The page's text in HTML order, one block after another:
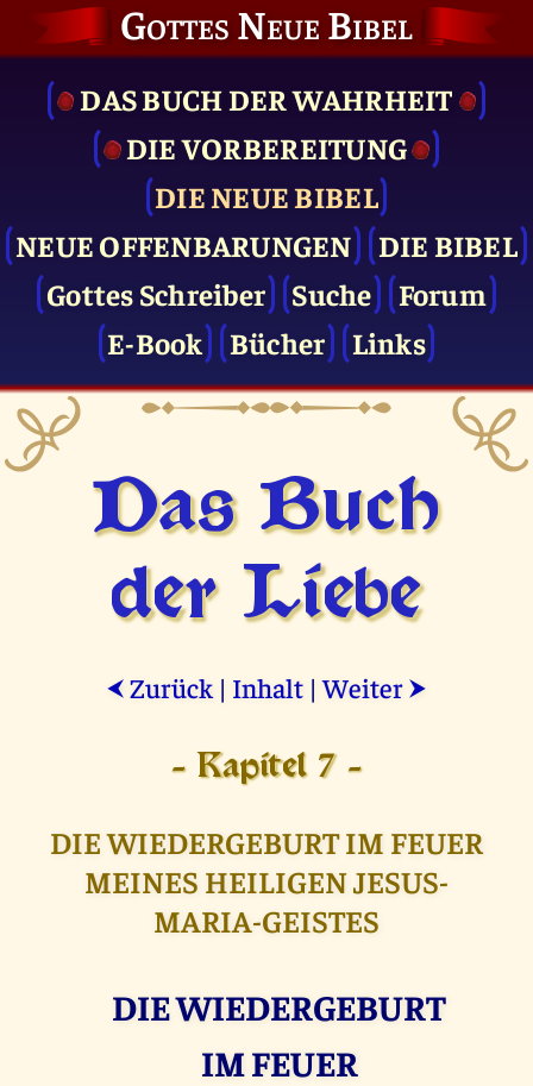
Gottes Neue Bibel
DAS BUCH DER WAHRHEIT
DIE VOR­BEREITUNG
DIE NEUE BIBEL
NEUE OFFENBARUNGEN
DIE BIBEL
Gottes Schreiber
Suche
Forum
E-Book
Bücher Links
Das Buch
der Liebe
⮜ Zurück | Inhalt |Weiter ⮞
- Kapitel 7 -
DIE WIEDERGEBURT IM FEUER
MEINES HEILIGEN JESUS-
MARIA-GEISTES
DIE WIEDERGEBURT
IM FEUER